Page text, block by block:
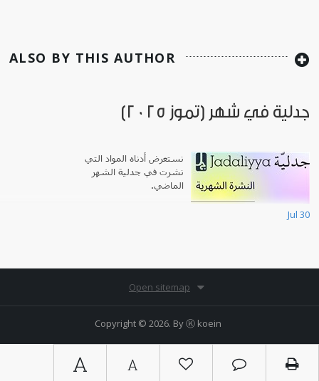
A A
ALSO BY THIS AUTHOR
جدلية في شهر (تموز 2025)
نستعرض أدناه المواد التي
نشرت في جدلية الشهر
الماضي.
Jul 30
Open sitemap
Copyright © 2026. ByⓀ koein